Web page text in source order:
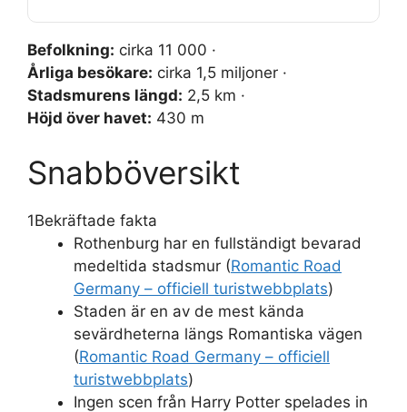
Befolkning: cirka 11 000 ·
Årliga besökare: cirka 1,5 miljoner ·
Stadsmurens längd: 2,5 km ·
Höjd över havet: 430 m
Snabböversikt
1Bekräftade fakta
Rothenburg har en fullständigt bevarad
medeltida stadsmur (Romantic Road
Germany – officiell turistwebbplats)
Staden är en av de mest kända
sevärdheterna längs Romantiska vägen
(Romantic Road Germany – officiell
turistwebbplats)
Ingen scen från Harry Potter spelades in